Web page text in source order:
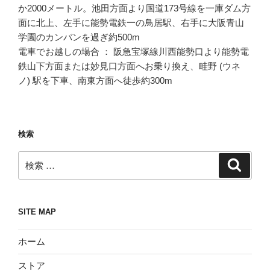
か2000メートル。池田方面より国道173号線を一庫ダム方
面に北上、左手に能勢電鉄一の鳥居駅、右手に大阪青山
学園のカンバンを過ぎ約500m
電車でお越しの場合 ： 阪急宝塚線川西能勢口より能勢電
鉄山下方面または妙見口方面へお乗り換え、畦野 (ウネ
ノ) 駅を下車、南東方面へ徒歩約300m
検索
索:
SITE MAP
ホーム
ストア